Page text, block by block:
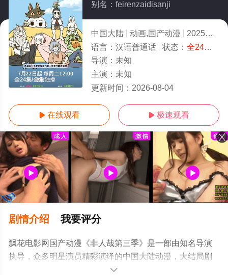
全24集/全集
别名：feirenzaidisanji
中国大陆 动画,国产动漫 2025
10.0
语言： 汉语普通话 状态： 全24集
导演： 未知
主演： 未知
更新时间： 2026-08-04
 在线观看  极速观看
剧情介绍 我要评分
飘花电影网国产动漫《非人哉第三季》是一部由知名导演
执导，众多明星演员精彩演绎的中国大陆动漫，大结局剧
情已揭晓（全24集），手机免费观看高清未删减完整版动
